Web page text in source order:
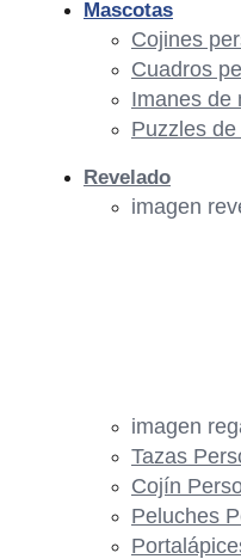
imagen
Tazas
Cojín
Peluches
Mascotas
Cojines
Cuadros
Imanes de
Puzzles
Revelado
imagen